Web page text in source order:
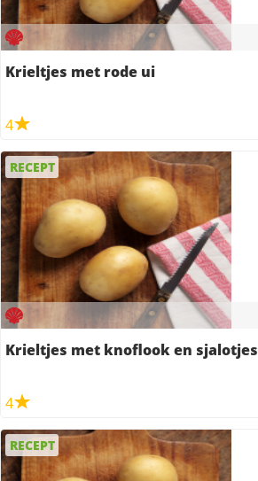
Krieltjes met rode ui
4
RECEPT
Krieltjes met knoflook en sjalotjes
4
RECEPT